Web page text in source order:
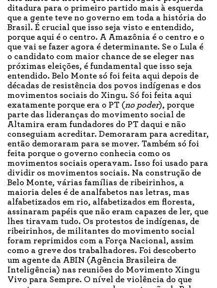
ditadura para o primeiro partido mais à esquerda
que a gente teve no governo em toda a história do
Brasil. É crucial que isso seja visto e entendido,
porque aqui é o centro. A Amazônia é o centro e o
que vai se fazer agora é determinante. Se o Lula é
o candidato com maior chance de se eleger nas
próximas eleições, é fundamental que isso seja
entendido. Belo Monte só foi feita aqui depois de
décadas de resistência dos povos indígenas e dos
movimentos sociais do Xingu. Só foi feita aqui
exatamente porque era o PT (no poder), porque
parte das lideranças do movimento social de
Altamira eram fundadores do PT daqui e não
conseguiam acreditar. Demoraram para acreditar,
então demoraram para se mover. Também só foi
feita porque o governo conhecia como os
movimentos sociais operavam. Isso foi usado para
dividir os movimentos sociais. Na construção de
Belo Monte, várias famílias de ribeirinhos, a
maioria deles é de analfabetos nas letras, mas
alfabetizados em rio, alfabetizados em floresta,
assinaram papéis que não eram capazes de ler, que
lhes tiravam tudo. Os protestos de indígenas, de
ribeirinhos, de militantes do movimento social
foram reprimidos com a Força Nacional, assim
como a greve dos trabalhadores. Foi descoberto
um agente da ABIN (Agência Brasileira de
Inteligência) nas reuniões do Movimento Xingu
Vivo para Sempre. O nível de violência do que